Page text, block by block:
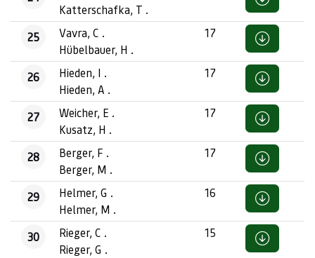
Katterschafka, T .
25
Vavra, C .
Hübelbauer, H .
17
26
Hieden, I .
Hieden, A .
17
27
Weicher, E .
Kusatz, H .
17
28
Berger, F .
Berger, M .
17
29
Helmer, G .
Helmer, M .
16
30
Rieger, C .
Rieger, G .
15